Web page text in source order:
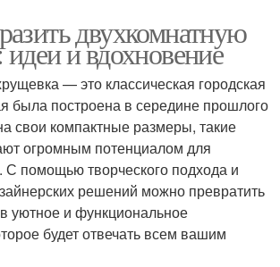
двухкомнатную
и вдохновение
— это классическая городская
была построена в середине прошлого
свои компактные размеры, такие
огромным потенциалом для
С помощью творческого подхода и
решений можно превратить
уютное и функциональное
будет отвечать всем вашим